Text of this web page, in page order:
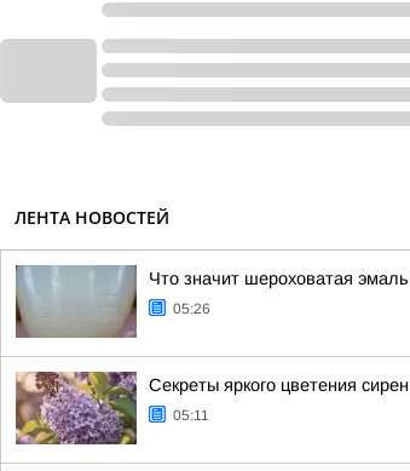
ЛЕНТА НОВОСТЕЙ
Что значит шероховатая
05:26
Секреты яркого цветения
05:11